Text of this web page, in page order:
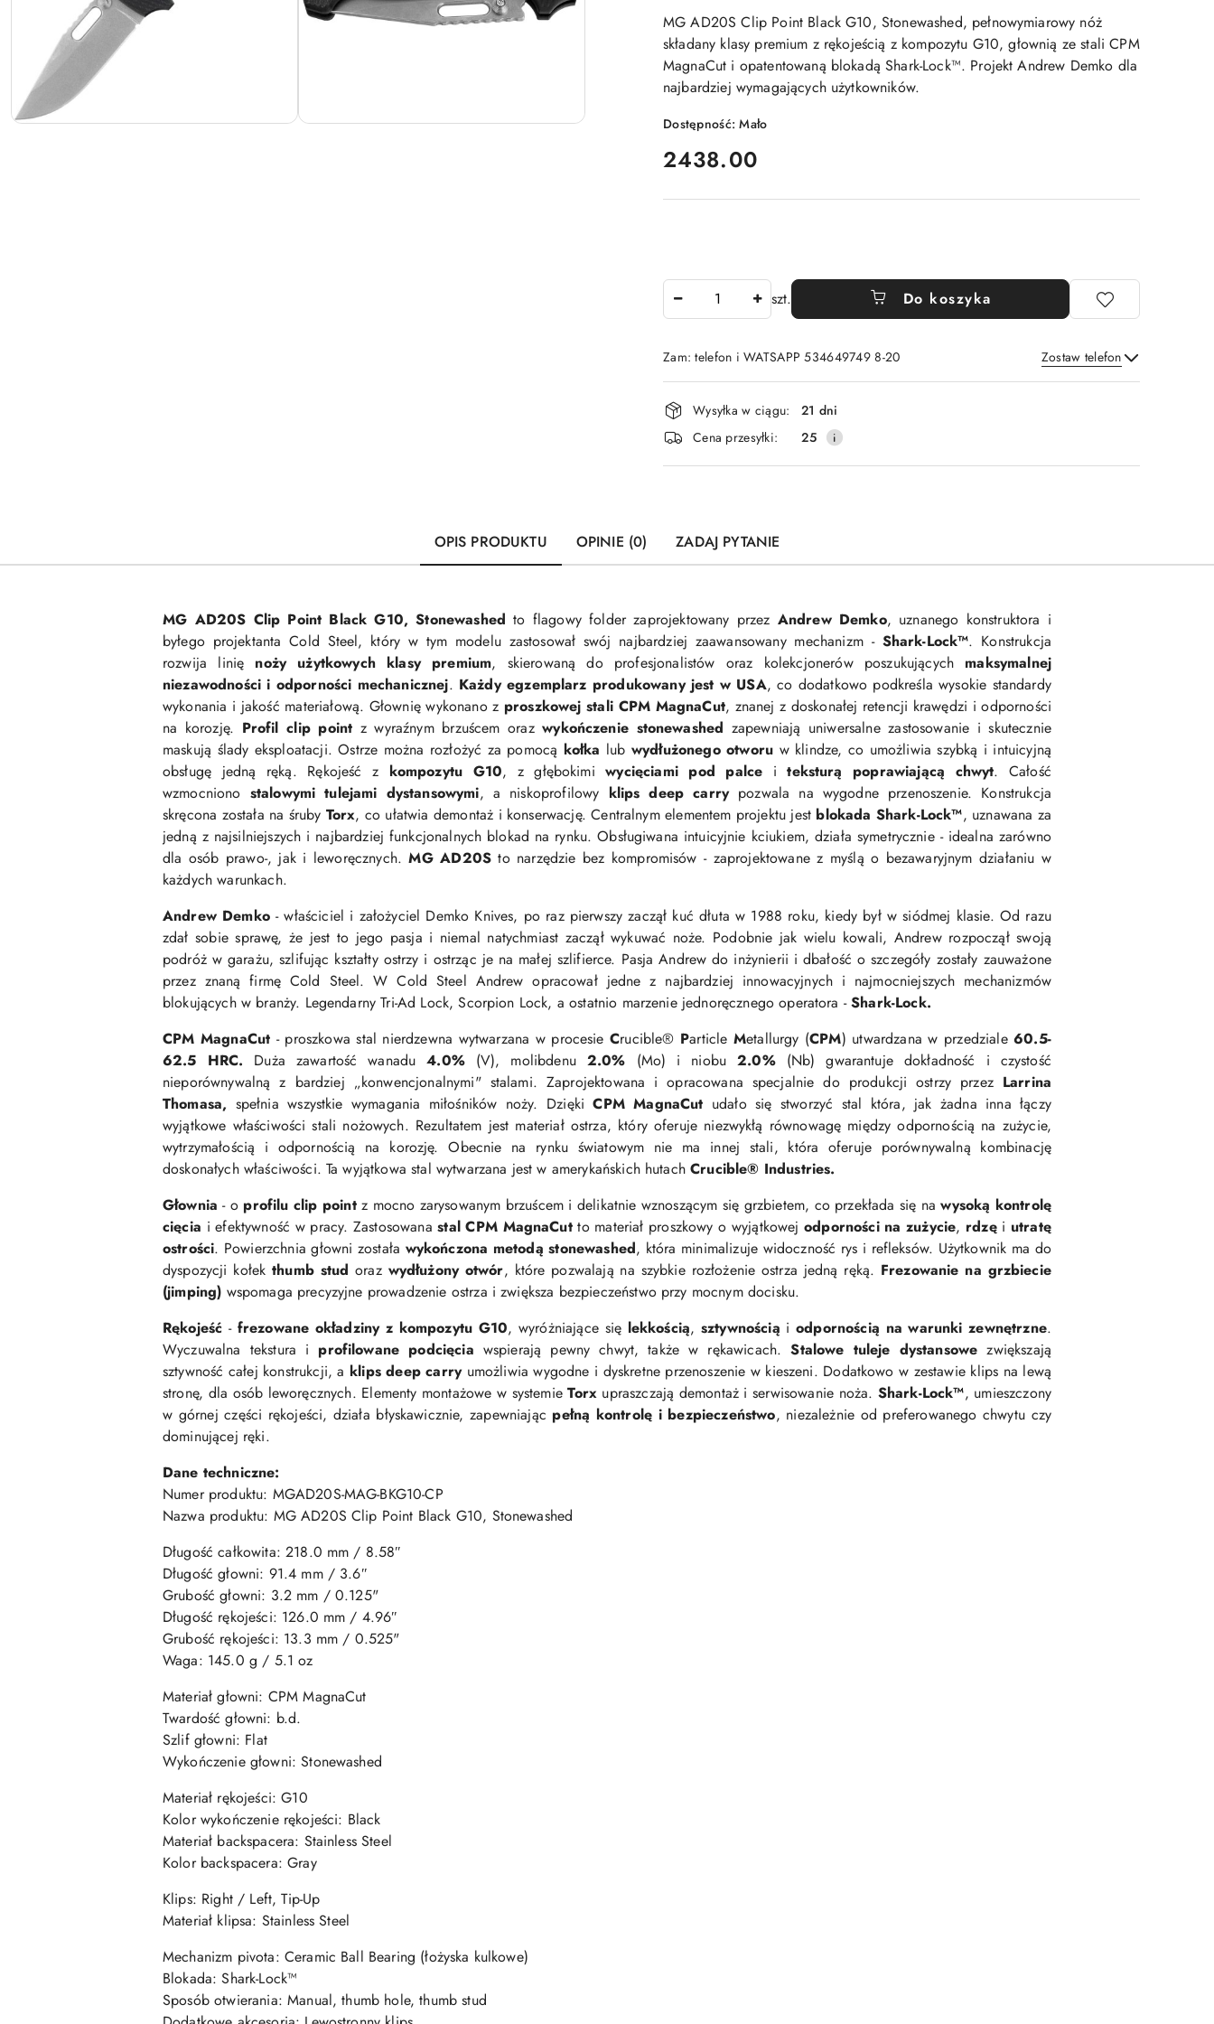
MG AD20S Clip Point Black G10, Stonewashed, pełnowymiarowy nóż
składany klasy premium z rękojeścią z kompozytu G10, głownią ze stali CPM
MagnaCut i opatentowaną blokadą Shark-Lock™. Projekt Andrew Demko dla
najbardziej wymagających użytkowników.
Dostępność:Mało
cena:
2438.00
szt. Do koszyka
Zam: telefon i WATSAPP 534649749 8-20 Zostaw telefon
Wyślij
Dostępność
i
dostawa
Wysyłka w ciągu:
21 dni
Cena przesyłki:
25
OPIS PRODUKTU OPINIE (0) ZADAJ PYTANIE
MG AD20S Clip Point Black G10, Stonewashed to flagowy folder zaprojektowany przez Andrew Demko, uznanego konstruktora i
byłego projektanta Cold Steel, który w tym modelu zastosował swój najbardziej zaawansowany mechanizm - Shark-Lock™. Konstrukcja
rozwija linię noży użytkowych klasy premium, skierowaną do profesjonalistów oraz kolekcjonerów poszukujących maksymalnej
niezawodności i odporności mechanicznej. Każdy egzemplarz produkowany jest w USA, co dodatkowo podkreśla wysokie standardy
wykonania i jakość materiałową. Głownię wykonano z proszkowej stali CPM MagnaCut, znanej z doskonałej retencji krawędzi i odporności
na korozję. Profil clip point z wyraźnym brzuścem oraz wykończenie stonewashed zapewniają uniwersalne zastosowanie i skutecznie
maskują ślady eksploatacji. Ostrze można rozłożyć za pomocą kołka lub wydłużonego otworu w klindze, co umożliwia szybką i intuicyjną
obsługę jedną ręką. Rękojeść z kompozytu G10, z głębokimi wycięciami pod palce i teksturą poprawiającą chwyt. Całość
wzmocniono stalowymi tulejami dystansowymi, a niskoprofilowy klips deep carry pozwala na wygodne przenoszenie. Konstrukcja
skręcona została na śruby Torx, co ułatwia demontaż i konserwację. Centralnym elementem projektu jest blokada Shark-Lock™, uznawana za
jedną z najsilniejszych i najbardziej funkcjonalnych blokad na rynku. Obsługiwana intuicyjnie kciukiem, działa symetrycznie - idealna zarówno
dla osób prawo-, jak i leworęcznych. MG AD20S to narzędzie bez kompromisów - zaprojektowane z myślą o bezawaryjnym działaniu w
każdych warunkach.
Andrew Demko - właściciel i założyciel Demko Knives, po raz pierwszy zaczął kuć dłuta w 1988 roku, kiedy był w siódmej klasie. Od razu
zdał sobie sprawę, że jest to jego pasja i niemal natychmiast zaczął wykuwać noże. Podobnie jak wielu kowali, Andrew rozpoczął swoją
podróż w garażu, szlifując kształty ostrzy i ostrząc je na małej szlifierce. Pasja Andrew do inżynierii i dbałość o szczegóły zostały zauważone
przez znaną firmę Cold Steel. W Cold Steel Andrew opracował jedne z najbardziej innowacyjnych i najmocniejszych mechanizmów
blokujących w branży. Legendarny Tri-Ad Lock, Scorpion Lock, a ostatnio marzenie jednoręcznego operatora - Shark-Lock.
CPM MagnaCut - proszkowastal nierdzewna wytwarzana w procesie Crucible® Particle Metallurgy (CPM) utwardzana w przedziale60.5-
62.5 HRC. Duża zawartość wanadu 4.0%(V), molibdenu 2.0% (Mo) i niobu 2.0% (Nb) gwarantuje dokładność i czystość
nieporównywalną z bardziej „konwencjonalnymi" stalami. Zaprojektowana i opracowana specjalnie do produkcji ostrzy przez Larrina
Thomasa, spełnia wszystkie wymagania miłośników noży. Dzięki CPM MagnaCut udało się stworzyć stal która, jak żadna innałączy
wyjątkowe właściwości stali nożowych. Rezultatem jest materiał ostrza, który oferuje niezwykłą równowagę między odpornością na zużycie,
wytrzymałością i odpornością na korozję. Obecnie na rynku światowym nie ma innej stali, która oferuje porównywalną kombinację
doskonałych właściwości. Ta wyjątkowa stal wytwarzana jest w amerykańskich hutachCrucible® Industries.
Głownia- o profilu clip pointz mocno zarysowanym brzuścem i delikatnie wznoszącym się grzbietem, co przekłada się nawysoką kontrolę
cięcia i efektywność w pracy. Zastosowanastal CPM MagnaCutto materiał proszkowy o wyjątkowejodporności na zużycie, rdzęi utratę
ostrości. Powierzchnia głowni została wykończona metodą stonewashed, która minimalizuje widoczność rys i refleksów. Użytkownik ma do
dyspozycji kołekthumb stud oraz wydłużony otwór, które pozwalają na szybkie rozłożenie ostrza jedną ręką. Frezowanie na grzbiecie
(jimping) wspomaga precyzyjne prowadzenie ostrza i zwiększa bezpieczeństwo przy mocnym docisku.
Rękojeść - frezowane okładziny z kompozytu G10, wyróżniające się lekkością, sztywnością iodpornością na warunki zewnętrzne.
Wyczuwalna tekstura i profilowane podcięcia wspierają pewny chwyt, także w rękawicach.Stalowe tuleje dystansowe zwiększają
sztywność całej konstrukcji, a klips deep carryumożliwia wygodne i dyskretne przenoszenie w kieszeni. Dodatkowo w zestawie klips na lewą
stronę, dla osób leworęcznych. Elementy montażowe w systemieTorxupraszczają demontaż i serwisowanie noża. Shark-Lock™, umieszczony
w górnej części rękojeści, działa błyskawicznie, zapewniając pełną kontrolę i bezpieczeństwo, niezależnie od preferowanego chwytu czy
dominującej ręki.
Dane techniczne:
Numer produktu: MGAD20S-MAG-BKG10-CP
Nazwa produktu: MG AD20S Clip Point Black G10, Stonewashed
Długość całkowita: 218.0 mm / 8.58″
Długość głowni: 91.4 mm / 3.6″
Grubość głowni: 3.2 mm / 0.125"
Długość rękojeści: 126.0 mm / 4.96″
Grubość rękojeści: 13.3 mm / 0.525"
Waga: 145.0 g / 5.1 oz
Materiał głowni: CPM MagnaCut
Twardość głowni: b.d.
Szlif głowni: Flat
Wykończenie głowni: Stonewashed
Materiał rękojeści: G10
Kolor wykończenie rękojeści: Black
Materiał backspacera: Stainless Steel
Kolor backspacera: Gray
Klips: Right / Left, Tip-Up
Materiał klipsa: Stainless Steel
Mechanizm pivota: Ceramic Ball Bearing (łożyska kulkowe)
Blokada: Shark-Lock™
Sposób otwierania: Manual, thumb hole, thumb stud